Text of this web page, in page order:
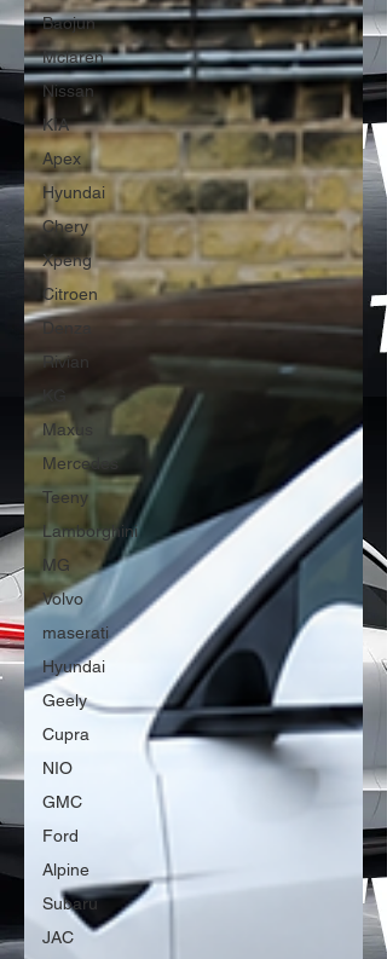
Baojun
Mclaren
Nissan
KIA
Apex
Hyundai
Chery
Xpeng
Citroen
Denza
Rivian
Maxus
Mercedes
Teeny
Lamborghini
MG
Volvo
maserati
Hyundai
Geely
Cupra
NIO
GMC
Ford
Alpine
Subaru
JAC